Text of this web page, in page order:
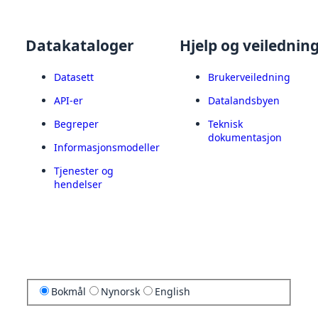
Datakataloger
Datasett
API-er
Begreper
Informasjonsmodeller
Tjenester og
hendelser
Hjelp og
Brukerveiledning
Datalandsbyen
Teknisk
dokumentasjon
Bokmål Nynorsk English